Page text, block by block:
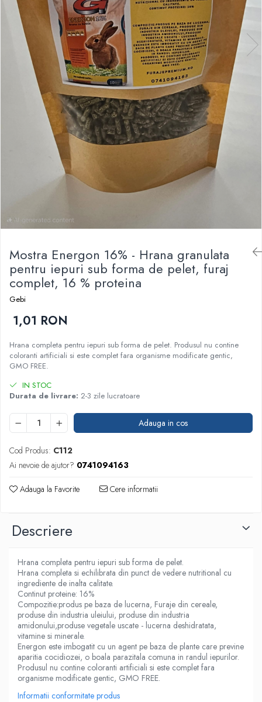
Mostra Energon 16% - Hrana granulata
pentru iepuri sub forma de pelet, furaj
complet, 16 % proteina
Gebi
1,01 RON
Hrana completa pentru iepuri sub forma de pelet. Produsul nu contine
coloranti artificiali si este complet fara organisme modificate gentic,
GMO FREE.
IN STOC
Durata de livrare: 2-3 zile lucratoare
Adauga in cos
Cod Produs: C112
Ai nevoie de ajutor? 0741094163
Adauga la Favorite Cere informatii
Descriere
Hrana completa pentru iepuri sub forma de pelet.
Hrana completa si echilibrata din punct de vedere nutritional cu
ingrediente de inalta calitate.
Continut proteine: 16%
Compozitie:produs pe baza de lucerna, Furaje din cereale,
produse din industria uleiului, produse din industria
amidonului,produse vegetale uscate - lucerna deshidratata,
vitamine si minerale.
Energon este imbogatit cu un agent pe baza de plante care previne
aparitia cocidiozei, o boala parazitala comuna in randul iepurilor.
Produsul nu contine coloranti artificiali si este complet fara
organisme modificate gentic, GMO FREE.
Informatii conformitate produs